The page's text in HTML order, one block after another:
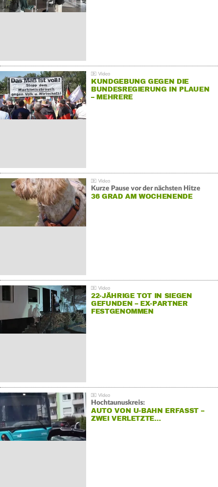
KUNDGEBUNG GEGEN DIE
BUNDESREGIERUNG IN PLAUEN
– MEHRERE
Kurze Pause vor der nächsten Hitze
36 GRAD AM WOCHENENDE
22-JÄHRIGE TOT IN SIEGEN
GEFUNDEN – EX-PARTNER
FESTGENOMMEN
Hochtaunuskreis:
AUTO VON U-BAHN ERFASST –
ZWEI VERLETZTE…